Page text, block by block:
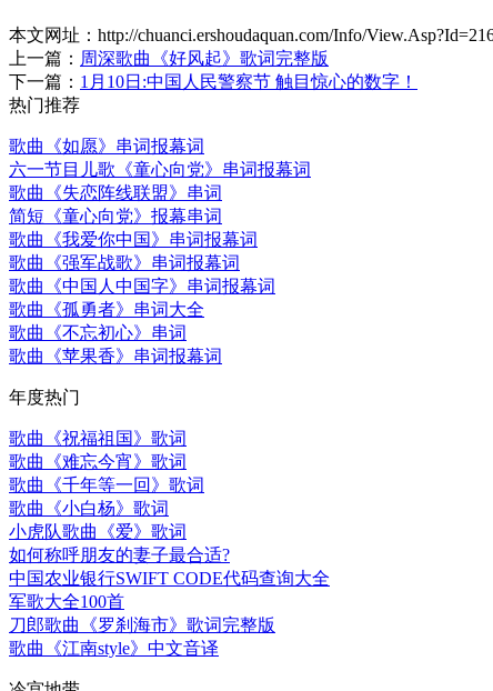
本文网址： http://chuanci.ershoudaquan.com/Info/
上一篇： 周深歌曲《好风起》歌词完整版
下一篇： 1月10日:中国人民警察节 触目惊心的数字！
热门推荐
歌曲《如愿》串词报幕词
六一节目儿歌《童心向党》串词报幕词
歌曲《失恋阵线联盟》串词
简短《童心向党》报幕串词
歌曲《我爱你中国》串词报幕词
歌曲《强军战歌》串词报幕词
歌曲《中国人中国字》串词报幕词
歌曲《孤勇者》串词大全
歌曲《不忘初心》串词
歌曲《苹果香》串词报幕词
年度热门
歌曲《祝福祖国》歌词
歌曲《难忘今宵》歌词
歌曲《千年等一回》歌词
歌曲《小白杨》歌词
小虎队歌曲《爱》歌词
如何称呼朋友的妻子最合适?
中国农业银行SWIFT CODE代码查询大全
军歌大全100首
刀郎歌曲《罗刹海市》歌词完整版
歌曲《江南style》中文音译